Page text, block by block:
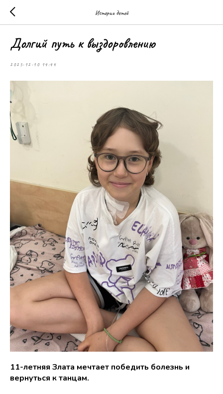
Истории детей
Долгий путь к выздоровлению
2025-12-10 14:44
11-летняя Злата мечтает победить болезнь и
вернуться к танцам.